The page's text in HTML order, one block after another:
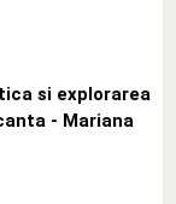
si explorarea
- Mariana